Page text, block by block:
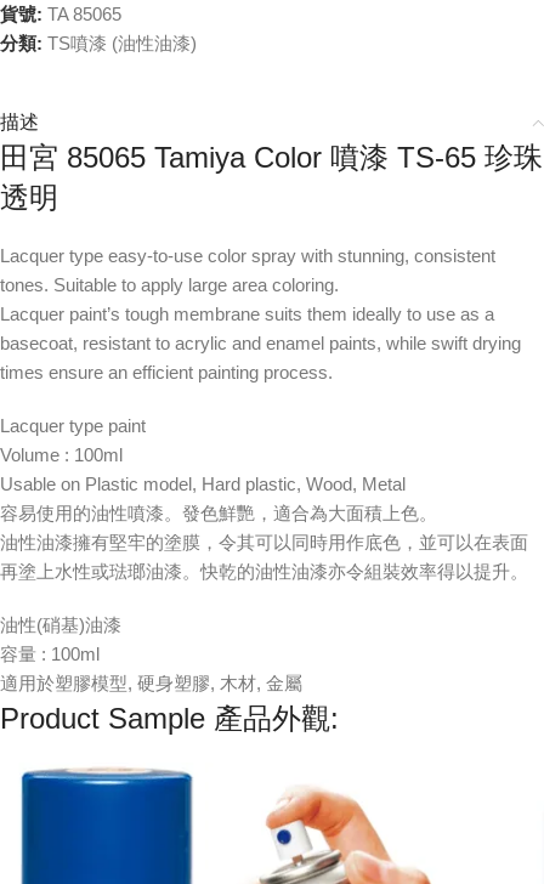
貨號: TA 85065
分類: TS噴漆 (油性油漆)
描述
田宮 85065 Tamiya Color 噴漆 TS-65 珍珠
透明
Lacquer type easy-to-use color spray with stunning, consistent
tones. Suitable to apply large area coloring.
Lacquer paint’s tough membrane suits them ideally to use as a
basecoat, resistant to acrylic and enamel paints, while swift drying
times ensure an efficient painting process.
Lacquer type paint
Volume : 100ml
Usable on Plastic model, Hard plastic, Wood, Metal
容易使用的油性噴漆。發色鮮艷，適合為大面積上色。
油性油漆擁有堅牢的塗膜，令其可以同時用作底色，並可以在表面
再塗上水性或琺瑯油漆。快乾的油性油漆亦令組裝效率得以提升。
油性(硝基)油漆
容量 : 100ml
適用於塑膠模型, 硬身塑膠, 木材, 金屬
Product Sample 產品外觀: